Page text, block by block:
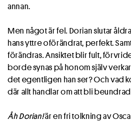
annan.
Men något är fel. Dorian slutar
hans yttre oförändrat, perfekt.
förändras. Ansiktet blir fult,
borde synas på honom själv
det egentligen han ser? Och vad
där allt handlar om att bli
Åh Dorian!är en fri tolkning av